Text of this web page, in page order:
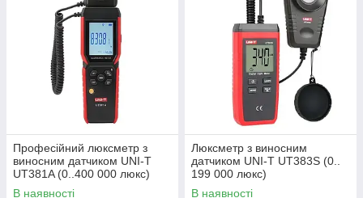
Професійний люксметр з
виносним датчиком UNI-T
UT381A (0..400 000 люкс)
В наявності
Люксметр з виносним
датчиком UNI-T UT383S (0..
199 000 люкс)
В наявності